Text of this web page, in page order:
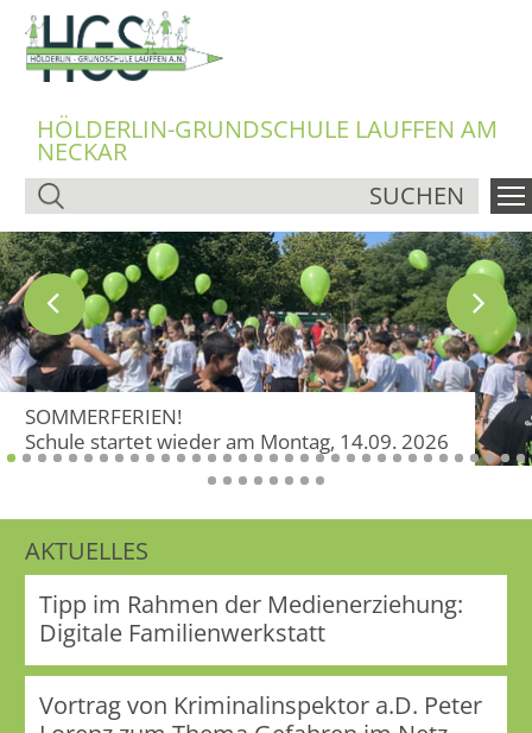
HÖLDERLIN-GRUNDSCHULE LAUFFEN AM
NECKAR
SUCHEN
SOMMERFERIEN!
Schule startet wieder am Montag, 14.09. 2026
AKTUELLES
Tipp im Rahmen der Medienerziehung:
Digitale Familienwerkstatt
Vortrag von Kriminalinspektor a.D. Peter